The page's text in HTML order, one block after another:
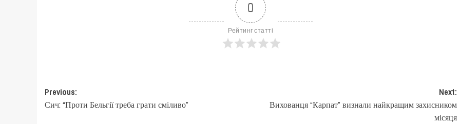
0
Рейтинг статті
Post
navigation
Previous:
Сич: “Проти Бельгії треба грати сміливо”
Next:
Вихованця “Карпат” визнали найкращим захисником
місяця